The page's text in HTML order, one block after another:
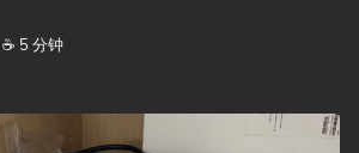
☕ 5 分钟